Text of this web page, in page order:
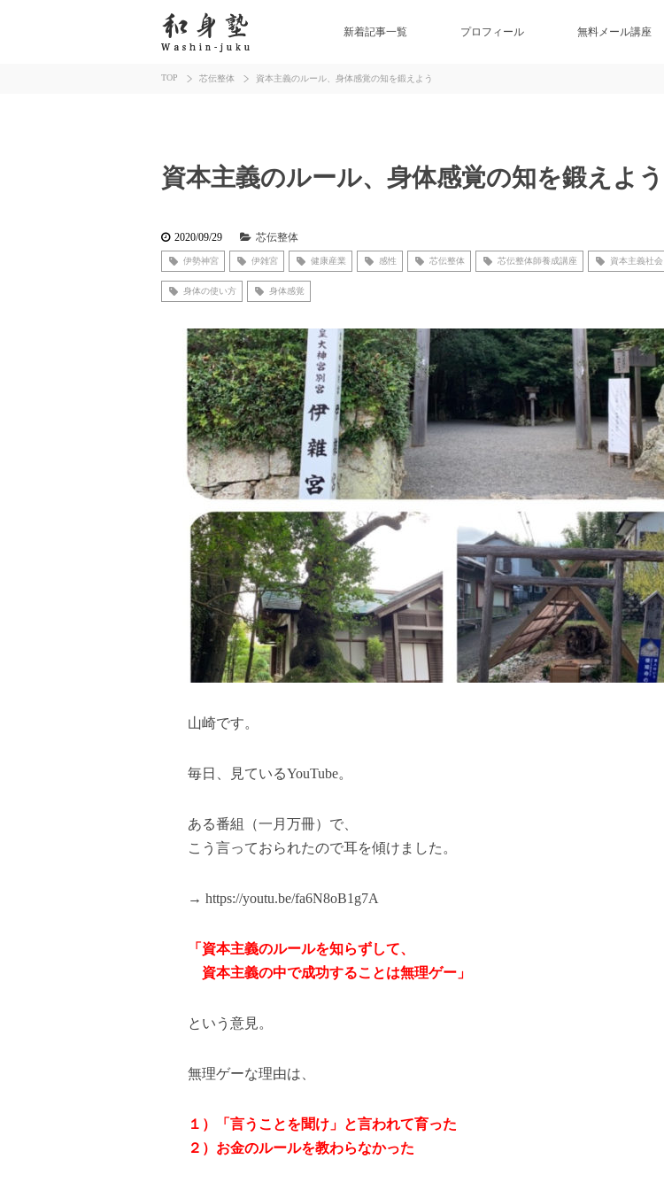
新着記事一覧 プロフィール 無料メール講座
TOP 芯伝整体 資本主義のルール、身体感覚の知を鍛えよう
資本主義のルール、身体感覚の知を鍛えよう
2020/09/29 芯伝整体
伊勢神宮 伊雑宮 健康産業 感性 芯伝整体 芯伝整体師養成講座 資本主義社会
身体の使い方 身体感覚
山崎です。
毎日、見ているYouTube。
ある番組（一月万冊）で、
こう言っておられたので耳を傾けました。
→ https://youtu.be/fa6N8oB1g7A
「資本主義のルールを知らずして、
資本主義の中で成功することは無理ゲー」
という意見。
無理ゲーな理由は、
１）「言うことを聞け」と言われて育った
２）お金のルールを教わらなかった